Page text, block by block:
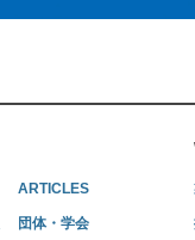
ARTICLES
団体・学会